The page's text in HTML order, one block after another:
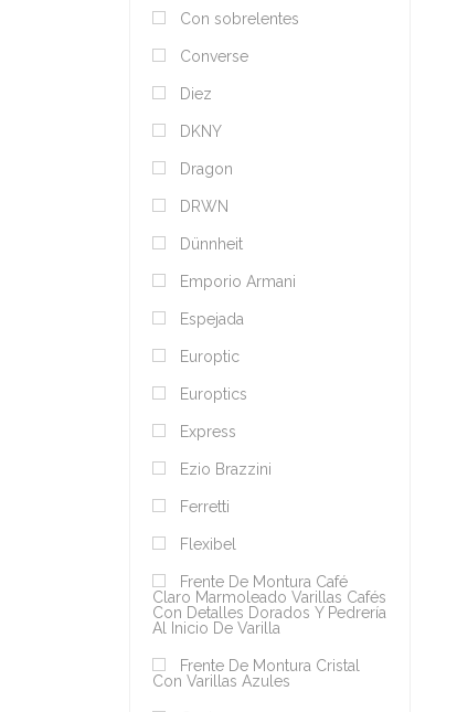
Con sobrelentes
Converse
Diez
DKNY
Dragon
DRWN
Dünnheit
Emporio Armani
Espejada
Europtic
Europtics
Express
Ezio Brazzini
Ferretti
Flexibel
Frente De Montura Café
Claro Marmoleado Varillas Cafés
Con Detalles Dorados Y Pedrería
Al Inicio De Varilla
Frente De Montura Cristal
Con Varillas Azules